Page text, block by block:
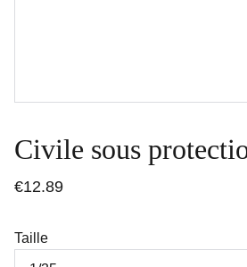
Civile sous
€12.89
Taille